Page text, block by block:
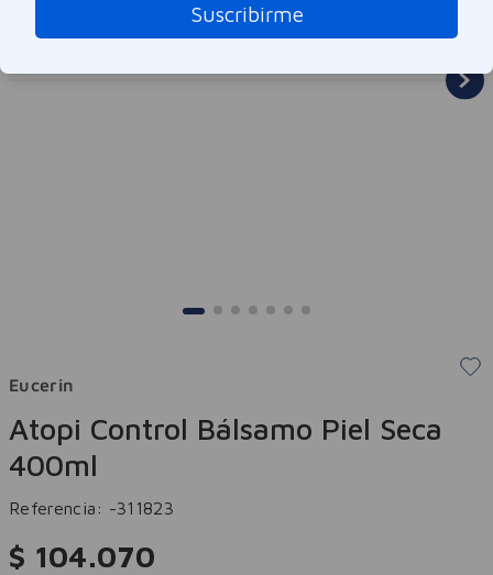
Eucerin
Atopi Control Bálsamo Piel Seca
400ml
Referencia: -311823
$ 104.070
Suscribirme